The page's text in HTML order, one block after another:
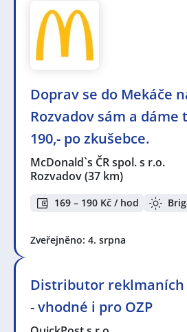
Doprav se do Mekáče
Rozvadov sám a dáme
190,- po zkušebce.
McDonald`s ČR spol. s r.o.
Rozvadov(37 km)
169 – 190 Kč / hod
Zveřejněno: 4. srpna
Distributor reklmaních
- vhodné i pro OZP